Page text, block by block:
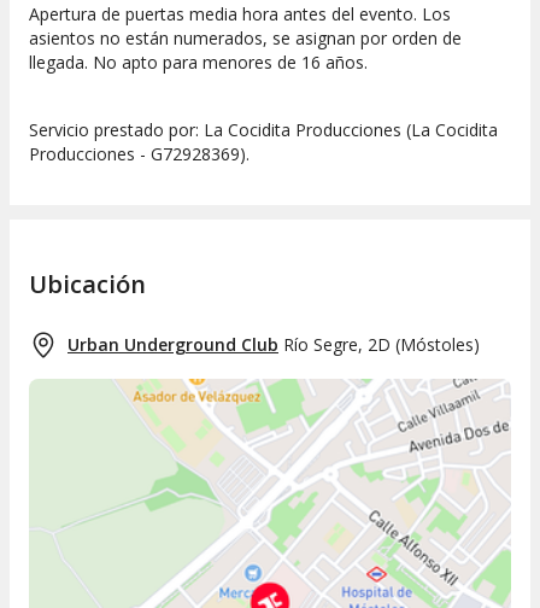
Apertura de puertas media hora antes del evento. Los
asientos no están numerados, se asignan por orden de
llegada. No apto para menores de 16 años.
Servicio prestado por: La Cocidita Producciones (La Cocidita
Producciones - G72928369).
Ubicación
Urban Underground Club Río Segre, 2D (Móstoles)